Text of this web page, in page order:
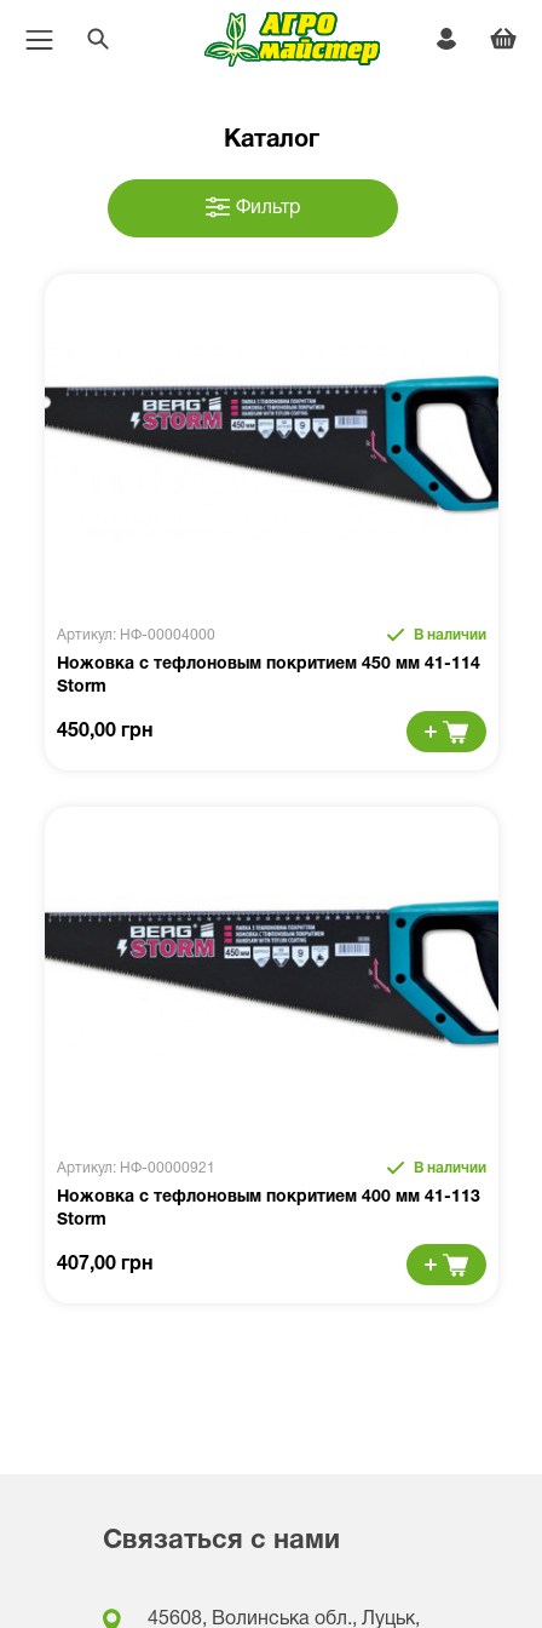
Каталог
Фильтр
Артикул: НФ-00004000 В наличии
Ножовка c тефлоновым покритием 450 мм 41-114
Storm
450,00 грн
Артикул: НФ-00000921 В наличии
Ножовка c тефлоновым покритием 400 мм 41-113
Storm
407,00 грн
Связаться с нами
45608, Волинська обл., Луцьк,